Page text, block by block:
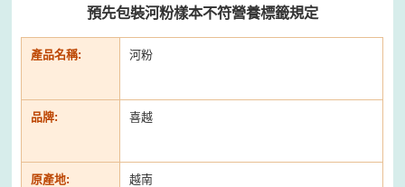
預先包裝河粉樣本不符營養標籤規定
產品名稱: 河粉
品牌: 喜越
原產地: 越南